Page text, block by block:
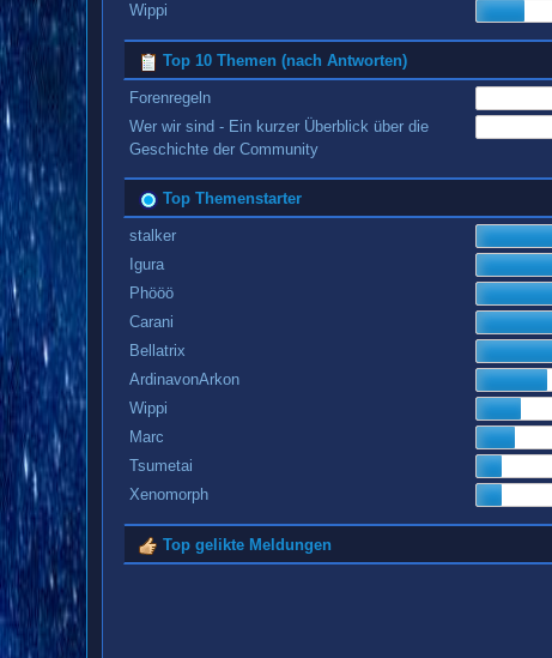
Wippi
Top 10 Themen (nach Antworten)
Forenregeln
Wer wir sind - Ein kurzer Überblick über die
Geschichte der Community
Top Themenstarter
stalker
Igura
Phööö
Carani
Bellatrix
ArdinavonArkon
Wippi
Marc
Tsumetai
Xenomorph
Top gelikte Meldungen